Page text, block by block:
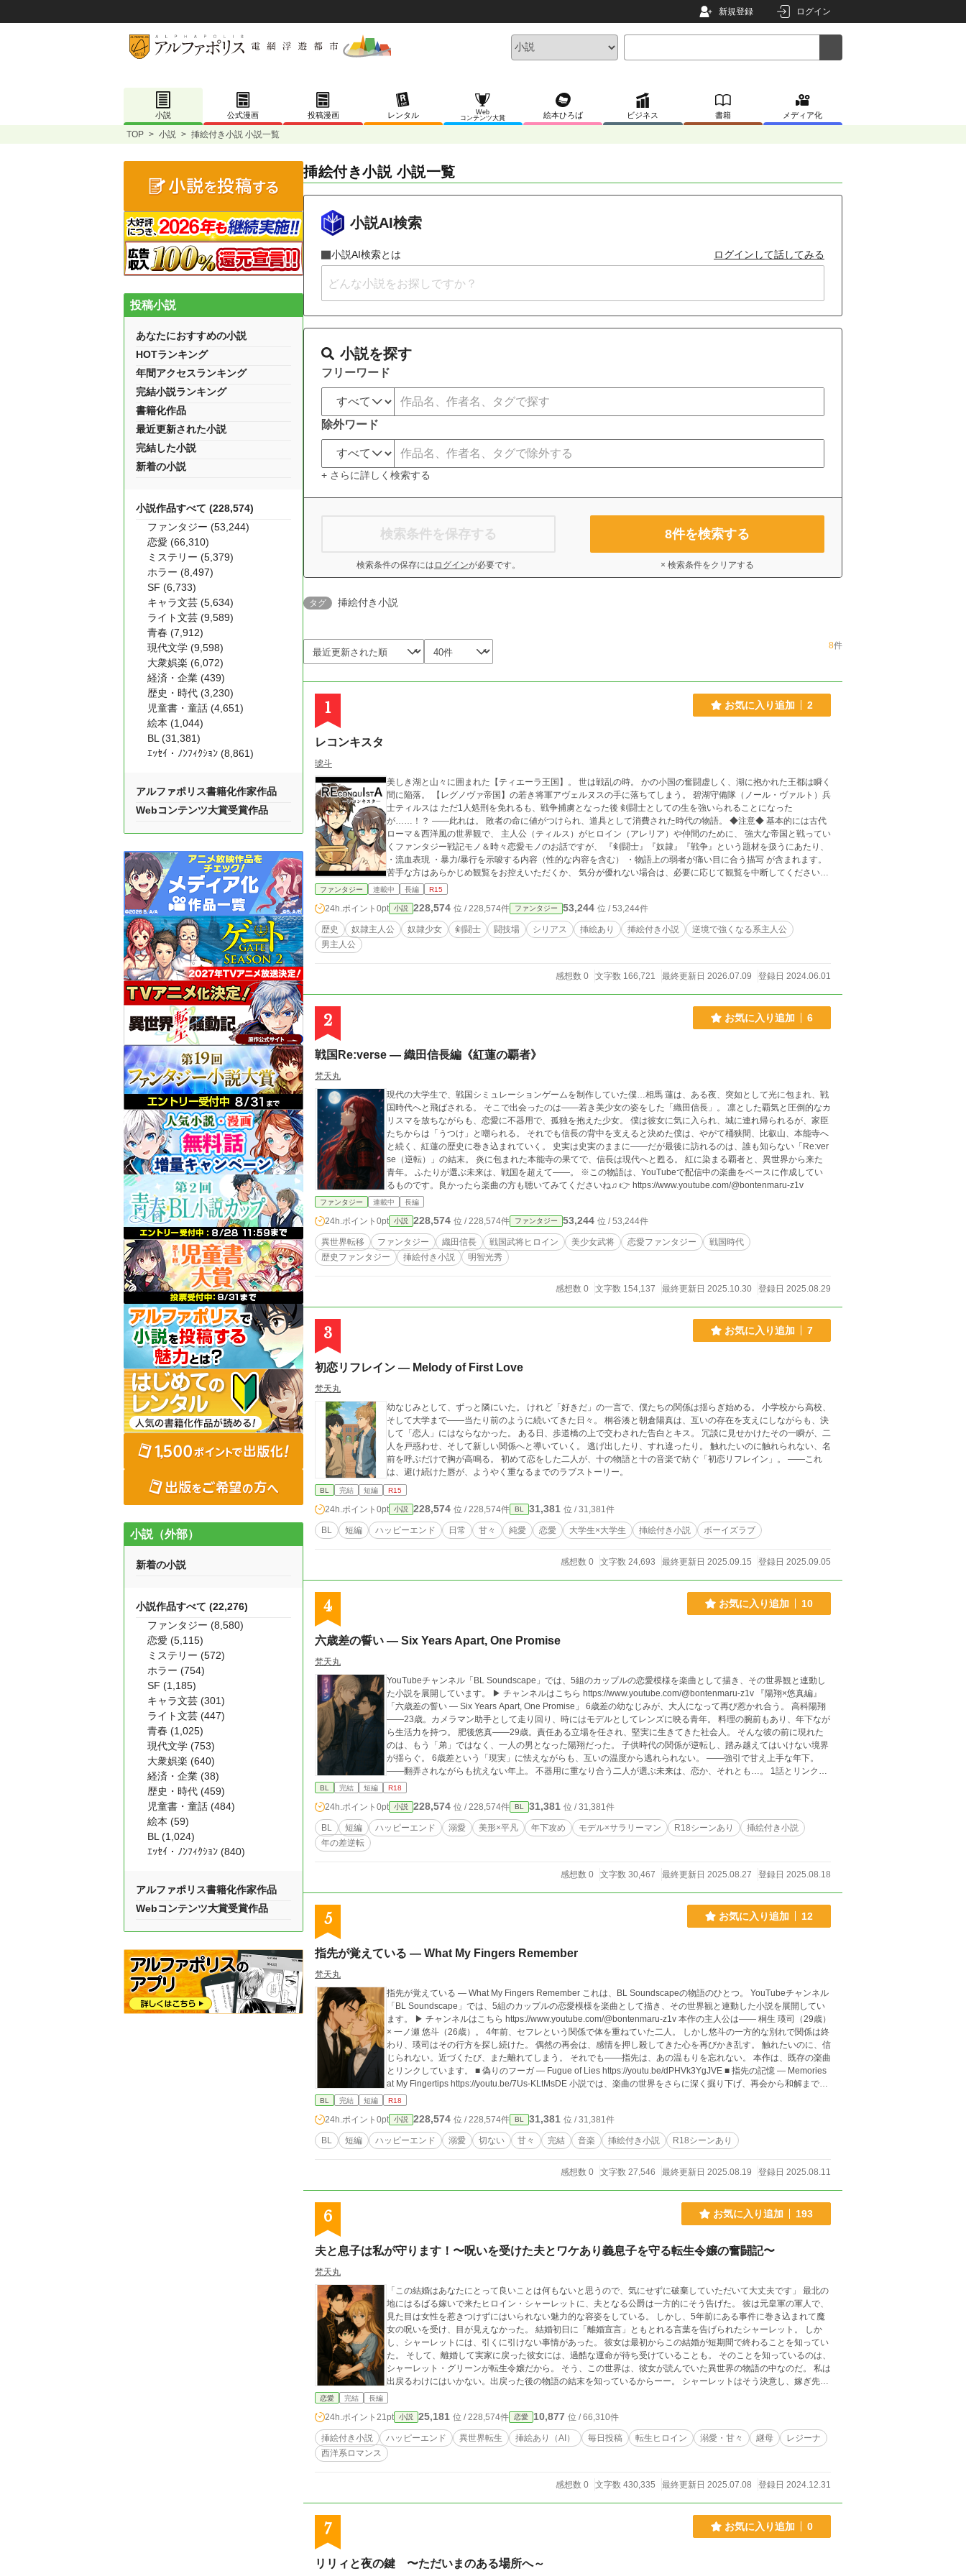
新規登録 ログイン
小説 公式漫画 投稿漫画 レンタル
Web
コンテンツ大賞
絵本ひろば ビジネス 書籍 メディア化
TOP > 小説 > 挿絵付き小説 小説一覧
挿絵付き小説 小説一覧
小説AI検索
小説AI検索とは ログインして話してみる
小説を探す
フリーワード
除外ワード
+ さらに詳しく検索する
検索条件を保存する
検索条件の保存には ログインが必要です。
8件を検索する
× 検索条件をクリアする
タグ 挿絵付き小説
8件
1 お気に入り追加 2
レコンキスタ
琥斗
美しき湖と山々に囲まれた【ティエーラ王国】。 世は戦乱の時。 かの小国の奮闘虚しく、湖に抱かれた王都は瞬く
間に陥落。 【レグノヴァ帝国】の若き将軍アヴェルヌスの手に落ちてしまう。 碧湖守備隊（ノール・ヴァルト）兵
士ティルスは ただ1人処刑を免れるも、戦争捕虜となった後 剣闘士としての生を強いられることになった
が……！？ ――此れは。 敗者の命に値がつけられ、道具として消費された時代の物語。 ◆注意◆ 基本的には古代
ローマ＆西洋風の世界観で、 主人公（ティルス）がヒロイン（アレリア）や仲間のために、 強大な帝国と戦ってい
くファンタジー戦記モノ＆時々恋愛モノのお話ですが、 『剣闘士』『奴隷』『戦争』という題材を扱うにあたり、
・流血表現 ・暴力/暴行を示唆する内容（性的な内容を含む） ・物語上の弱者が痛い目に合う描写 が含まれます。
苦手な方はあらかじめ観覧をお控えいただくか、 気分が優れない場合は、必要に応じて観覧を中断してください。
≪小説×漫画について≫ 小説で書きたい場面は小説、 漫画にしたい場面は漫画で描いちゃう！ という自由型創作を
は、2009年に制作した読み切り漫画のリメイク続編となります。 元ネタ漫画（時系列・設定・名称が多少異なり
ます） ↓ https://www.pixiv.net/artworks/77097159 ※リンク先は外部サイトとなります。
ファンタジー 連載中 長編 R15
24h.ポイント 0pt 小説 228,574 位 / 228,574件 ファンタジー 53,244 位 / 53,244件
歴史 奴隷主人公 奴隷少女 剣闘士 闘技場 シリアス 挿絵あり 挿絵付き小説
逆境で強くなる系主人公
男主人公
感想数 0 文字数 166,721 最終更新日 2026.07.09 登録日 2024.06.01
2 お気に入り追加 6
戦国Re:verse ― 織田信長編《紅蓮の覇者》
梵天丸
現代の大学生で、戦国シミュレーションゲームを制作していた僕…相馬 蓮は、ある夜、突如として光に包まれ、戦
国時代へと飛ばされる。 そこで出会ったのは――若き美少女の姿をした「織田信長」。 凛とした覇気と圧倒的なカ
リスマを放ちながらも、恋愛に不器用で、孤独を抱えた少女。 僕は彼女に気に入られ、城に連れ帰られるが、家臣
たちからは「うつけ」と嘲られる。 それでも信長の背中を支えると決めた僕は、やがて桶狭間、比叡山、本能寺へ
と続く、紅蓮の歴史に巻き込まれていく。 史実は史実のままに――だが最後に訪れるのは、誰も知らない「Re:ver
se（逆転）」の結末。 炎に包まれた本能寺の果てで、信長は現代へと甦る。 紅に染まる覇者と、異世界から来た
青年。 ふたりが選ぶ未来は、戦国を超えて――。 ※この物語は、YouTubeで配信中の楽曲をベースに作成してい
るものです。良かったら楽曲の方も聴いてみてくださいね♫ 👉 https://www.youtube.com/@bontenmaru-z1v
ファンタジー 連載中 長編
24h.ポイント 0pt 小説 228,574 位 / 228,574件 ファンタジー 53,244 位 / 53,244件
異世界転移 ファンタジー 織田信長 戦国武将ヒロイン 美少女武将 恋愛ファンタジー
戦国時代
歴史ファンタジー
挿絵付き小説 明智光秀
感想数 0 文字数 154,137 最終更新日 2025.10.30 登録日 2025.08.29
3 お気に入り追加 7
初恋リフレイン ― Melody of First Love
梵天丸
幼なじみとして、ずっと隣にいた。 けれど「好きだ」の一言で、僕たちの関係は揺らぎ始める。 小学校から高校、
そして大学まで——当たり前のように続いてきた日々。 桐谷湊と朝倉陽真は、互いの存在を支えにしながらも、決
して「恋人」にはならなかった。 ある日、歩道橋の上で交わされた告白とキス。 冗談に見せかけたその一瞬が、二
人を戸惑わせ、そして新しい関係へと導いていく。 逃げ出したり、すれ違ったり。 触れたいのに触れられない、名
前を呼ぶだけで胸が高鳴る。 初めて恋をした二人が、十の物語と十の音楽で紡ぐ「初恋リフレイン」。 ――これ
は、避け続けた唇が、ようやく重なるまでのラブストーリー。
BL 完結 短編 R15
24h.ポイント 0pt 小説 228,574 位 / 228,574件 BL 31,381 位 / 31,381件
BL 短編 ハッピーエンド 日常 甘々 純愛 恋愛 大学生×大学生 挿絵付き小説 ボーイズラブ
感想数 0 文字数 24,693 最終更新日 2025.09.15 登録日 2025.09.05
4 お気に入り追加 10
六歳差の誓い — Six Years Apart, One Promise
梵天丸
YouTubeチャンネル「BL Soundscape」では、5組のカップルの恋愛模様を楽曲として描き、その世界観と連動し
た小説を展開しています。 ▶︎ チャンネルはこちら https://www.youtube.com/@bontenmaru-z1v 『陽翔×悠真編』
「六歳差の誓い — Six Years Apart, One Promise」 6歳差の幼なじみが、大人になって再び惹かれ合う。 高科陽翔
——23歳。カメラマン助手として走り回り、時にはモデルとしてレンズに映る青年。 料理の腕前もあり、年下なが
ら生活力を持つ。 肥後悠真——29歳。責任ある立場を任され、堅実に生きてきた社会人。 そんな彼の前に現れた
のは、もう「弟」ではなく、一人の男となった陽翔だった。 子供時代の関係が逆転し、踏み越えてはいけない境界
が揺らぐ。 6歳差という「現実」に怯えながらも、互いの温度から逃れられない。 ——強引で甘え上手な年下。
——翻弄されながらも抗えない年上。 不器用に重なり合う二人が選ぶ未来は、恋か、それとも…。 1話とリンクし
た「6年分の距離 — Six Years Apart」⇒ https://youtu.be/ASnYC7mPXEU 2話とリンクした「交差点に沈む影
BL 完結 短編 R18
24h.ポイント 0pt 小説 228,574 位 / 228,574件 BL 31,381 位 / 31,381件
BL 短編 ハッピーエンド 溺愛 美形×平凡 年下攻め モデル×サラリーマン R18シーンあり
挿絵付き小説
年の差逆転
感想数 0 文字数 30,467 最終更新日 2025.08.27 登録日 2025.08.18
5 お気に入り追加 12
指先が覚えている — What My Fingers Remember
梵天丸
指先が覚えている — What My Fingers Remember これは、BL Soundscapeの物語のひとつ。 YouTubeチャンネル
「BL Soundscape」では、5組のカップルの恋愛模様を楽曲として描き、その世界観と連動した小説を展開してい
ます。 ▶︎ チャンネルはこちら https://www.youtube.com/@bontenmaru-z1v 本作の主人公は―― 桐生 瑛司（29歳）
× 一ノ瀬 悠斗（26歳）。 4年前、セフレという関係で体を重ねていた二人。 しかし悠斗の一方的な別れで関係は終
わり、瑛司はその行方を探し続けた。 偶然の再会は、感情を押し殺してきた心を再びかき乱す。 触れたいのに、信
じられない。近づくたび、また離れてしまう。 それでも――指先は、あの温もりを忘れない。 本作は、既存の楽曲
とリンクしています。 ■ 偽りのフーガ — Fugue of Lies https://youtu.be/dPHVk3YgJVE ■ 指先の記憶 — Memories
at My Fingertips https://youtu.be/7Us-KLtMsDE 小説では、楽曲の世界をさらに深く掘り下げ、再会から和解までの
約10話を通して、二人の関係の変化を描きます。 音楽と小説、両方を行き来しながら楽しんでいただければ幸いで
BL 完結 短編 R18
24h.ポイント 0pt 小説 228,574 位 / 228,574件 BL 31,381 位 / 31,381件
BL 短編 ハッピーエンド 溺愛 切ない 甘々 完結 音楽 挿絵付き小説 R18シーンあり
感想数 0 文字数 27,546 最終更新日 2025.08.19 登録日 2025.08.11
6 お気に入り追加 193
夫と息子は私が守ります！〜呪いを受けた夫とワケあり義息子を守る転生令嬢の奮闘記〜
梵天丸
「この結婚はあなたにとって良いことは何もないと思うので、気にせずに破棄していただいて大丈夫です」 最北の
地にはるばる嫁いで来たヒロイン・シャーレットに、夫となる公爵は一方的にそう告げた。 彼は元皇軍の軍人で、
見た目は女性を惹きつけずにはいられない魅力的な容姿をしている。 しかし、5年前にある事件に巻き込まれて魔
女の呪いを受け、目が見えなかった。 結婚初日に「離婚宣言」ともとれる言葉を告げられたシャーレット。 しか
し、シャーレットには、引くに引けない事情があった。 彼女は最初からこの結婚が短期間で終わることを知ってい
た。 そして、離婚して実家に戻った彼女には、過酷な運命が待ち受けていることも。 そのことを知っているのは、
シャーレット・グリーンが転生令嬢だから。 そう、この世界は、彼女が読んでいた異世界の物語の中なのだ。 私は
出戻るわけにはいかない。出戻った後の物語の結末を知っているからーー。 シャーレットはそう決意し、嫁ぎ先の
ファーレンハイト家に居座ることを決める。 そんなある日。 シャーレットは城の中で夫である公爵にそっくりな子
さん（チャットGPT）を使用しています
恋愛 完結 長編
24h.ポイント 21pt 小説 25,181 位 / 228,574件 恋愛 10,877 位 / 66,310件
挿絵付き小説 ハッピーエンド 異世界転生 挿絵あり（AI） 毎日投稿 転生ヒロイン 溺愛・甘々 継母
レジーナ
西洋系ロマンス
感想数 0 文字数 430,335 最終更新日 2025.07.08 登録日 2024.12.31
7 お気に入り追加 0
リリィと夜の鍵 〜ただいまのある場所へ～
投稿小説
あなたにおすすめの小説
HOTランキング
年間アクセスランキング
完結小説ランキング
書籍化作品
最近更新された小説
完結した小説
新着の小説
小説作品すべて (228,574)
ファンタジー (53,244)
恋愛 (66,310)
ミステリー (5,379)
ホラー (8,497)
SF (6,733)
キャラ文芸 (5,634)
ライト文芸 (9,589)
青春 (7,912)
現代文学 (9,598)
大衆娯楽 (6,072)
経済・企業 (439)
歴史・時代 (3,230)
児童書・童話 (4,651)
絵本 (1,044)
BL (31,381)
ｴｯｾｲ・ﾉﾝﾌｨｸｼｮﾝ (8,861)
アルファポリス書籍化作家作品
Webコンテンツ大賞受賞作品
小説（外部）
新着の小説
小説作品すべて (22,276)
ファンタジー (8,580)
恋愛 (5,115)
ミステリー (572)
ホラー (754)
SF (1,185)
キャラ文芸 (301)
ライト文芸 (447)
青春 (1,025)
現代文学 (753)
大衆娯楽 (640)
経済・企業 (38)
歴史・時代 (459)
児童書・童話 (484)
絵本 (59)
BL (1,024)
ｴｯｾｲ・ﾉﾝﾌｨｸｼｮﾝ (840)
アルファポリス書籍化作家作品
Webコンテンツ大賞受賞作品